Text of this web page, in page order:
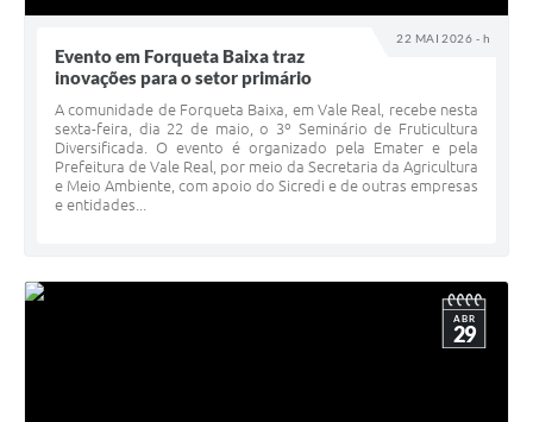
22 MAI 2026 - h
Evento em Forqueta Baixa traz
inovações para o setor primário
A comunidade de Forqueta Baixa, em Vale Real, recebe nesta
sexta-feira, dia 22 de maio, o 3º Seminário de Fruticultura
Diversificada. O evento é organizado pela Emater e pela
Prefeitura de Vale Real, por meio da Secretaria da Agricultura
e Meio Ambiente, com apoio do Sicredi e de outras empresas
e entidades...
ABR
29